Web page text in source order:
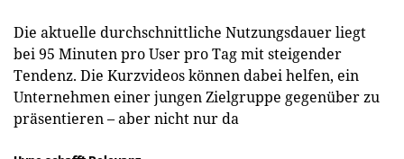
Die aktuelle durchschnittliche Nutzungsdauer liegt
bei 95 Minuten pro User pro Tag mit steigender
Tendenz. Die Kurzvideos können dabei helfen, ein
Unternehmen einer jungen Zielgruppe gegenüber zu
präsentieren – aber nicht nur da